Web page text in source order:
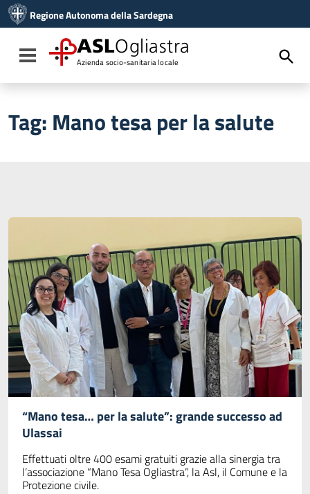
Vai al menu di navigazione
Vai al footer
Regione Autonoma della Sardegna
Toggle navigation
ASLOgliastra
Azienda socio-sanitaria locale
Tag: Mano tesa per la salute
“Mano tesa… per la salute”: grande successo ad
Ulassai
Effettuati oltre 400 esami gratuiti grazie alla sinergia tra
l’associazione “Mano Tesa Ogliastra”, la Asl, il Comune e la
Protezione civile.